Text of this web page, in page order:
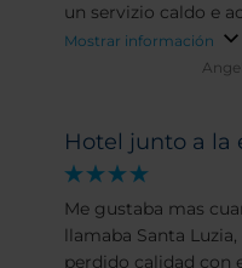
Hotel junto a la
Me gustaba mas
llamaba Santa
perdido calidad con
un servizio caldo e
Camere spaziose,
gentilissimo e
hotel che é davvero
punto di vista
Mostrar información